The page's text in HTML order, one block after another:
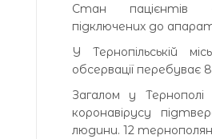
Стан пацієнтів
підключених до
У Тернопільській
обсервації перебуває
Загалом у Тернополі
коронавірусу
людини. 12